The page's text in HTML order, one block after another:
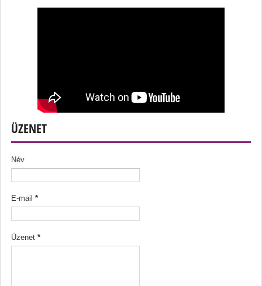
ÜZENET
Név
E-mail *
Üzenet *